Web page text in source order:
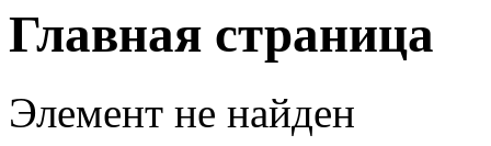
Главная страница
Элемент не найден